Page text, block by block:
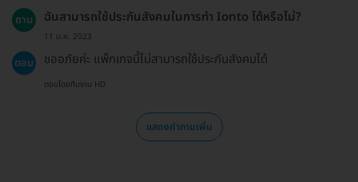
ถาม ฉันสามารถใช้ประกันสังคมในการทำ Ionto ได้หรือไม่?
11 ม.ค. 2023
ตอบ ขออภัยค่ะ แพ็กเกจนี้ไม่สามารถใช้ประกันสังคมได้
ตอบโดยทีมงาน HD
แสดงคำถามเพิ่ม